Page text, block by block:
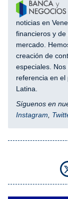
noticias en
financieros y
mercado.
creación de
especiales.
referencia en el
Latina.
Síguenos en
Instagram,